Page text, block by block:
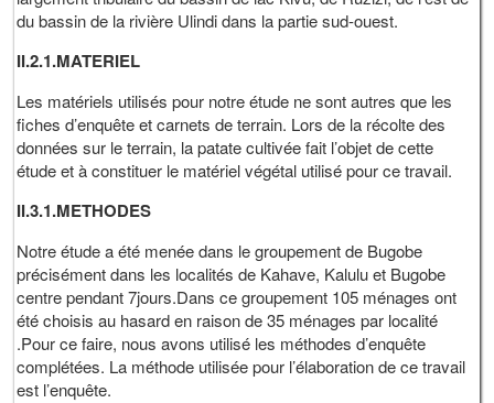
du bassin de la rivière Ulindi dans la partie sud-ouest.
II.2.1.MATERIEL
Les matériels utilisés pour notre étude ne sont autres que les
fiches d’enquête et carnets de terrain. Lors de la récolte des
données sur le terrain, la patate cultivée fait l’objet de cette
étude et à constituer le matériel végétal utilisé pour ce travail.
II.3.1.METHODES
Notre étude a été menée dans le groupement de Bugobe
précisément dans les localités de Kahave, Kalulu et Bugobe
centre pendant 7jours.Dans ce groupement 105 ménages ont
été choisis au hasard en raison de 35 ménages par localité
.Pour ce faire, nous avons utilisé les méthodes d’enquête
complétées. La méthode utilisée pour l’élaboration de ce travail
est l’enquête.